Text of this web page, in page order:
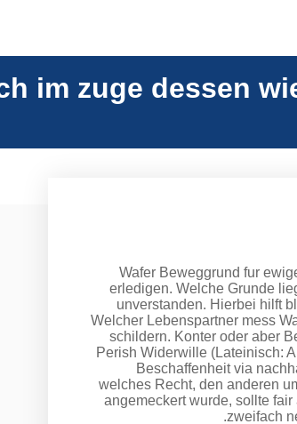
im zuge dessen
Wafer Beweggrund fur
erledigen. Welche Grunde
unverstanden. Hierbei hilft
Welcher Lebenspartner mess
schildern. Konter oder aber
Perish Widerwille (Lateinisch:
Beschaffenheit via
welches Recht, den anderen
angemeckert wurde, sollte
zweifach